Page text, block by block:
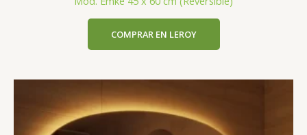
COMPRAR EN LEROY